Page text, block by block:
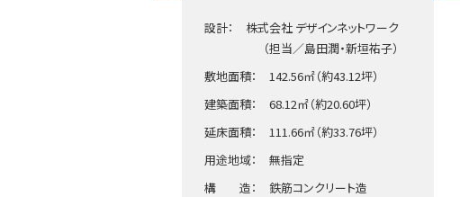
設計： 株式会社 デザインネットワーク
（担当／島田潤・新垣祐子）
敷地面積： 142.56㎡（約43.12坪）
建築面積： 68.12㎡（約20.60坪）
延床面積： 111.66㎡（約33.76坪）
用途地域： 無指定
構 造： 鉄筋コンクリート造